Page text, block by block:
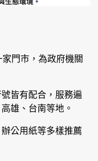
門市，為政府機關
皆有配合，服務遍
雄、台南等地。
公用紙等多樣推薦